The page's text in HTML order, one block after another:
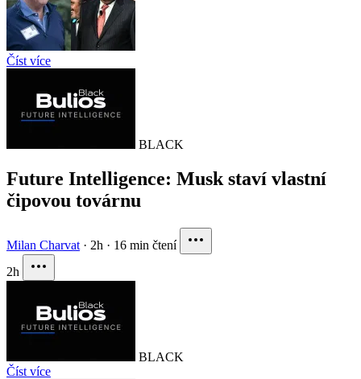
Číst více
BLACK
Future Intelligence: Musk staví vlastní
čipovou továrnu
Milan Charvat · 2h · 16 min čtení
2h
BLACK
Číst více